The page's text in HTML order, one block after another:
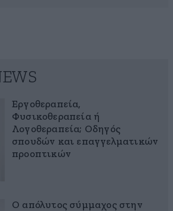
Εργοθεραπεία,
Φυσικοθεραπεία ή
Λογοθεραπεία; Οδηγός
σπουδών και επαγγελματικών
προοπτικών
Ο απόλυτος σύμμαχος στην